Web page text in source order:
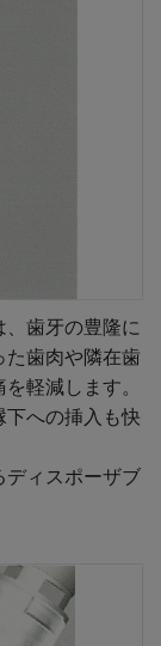
歯牙の豊隆に
た歯肉や隣在歯
軽減します。
下への挿入も快
ディスポーザブ